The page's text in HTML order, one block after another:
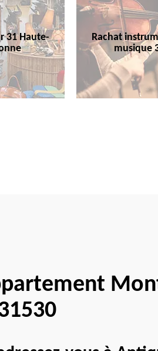
31 Haute-
Rachat
musique